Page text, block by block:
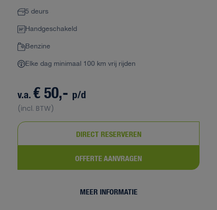
5 deurs
Handgeschakeld
Benzine
Elke dag minimaal 100 km vrij rijden
v.a.€ 50,- p/d
(incl. BTW)
DIRECT RESERVEREN
OFFERTE AANVRAGEN
MEER INFORMATIE